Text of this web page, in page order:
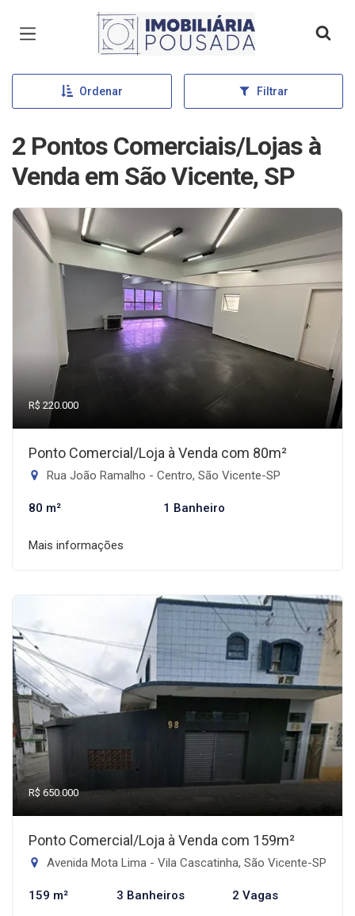
Página inicial
Ordenar Filtrar
2 Pontos Comerciais/Lojas à
Venda em São Vicente, SP
R$ 220.000
Ponto Comercial/Loja à Venda com 80m²
Rua João Ramalho - Centro, São Vicente-SP
80 m² 1 Banheiro
Mais informações
R$ 650.000
Ponto Comercial/Loja à Venda com 159m²
Avenida Mota Lima - Vila Cascatinha, São Vicente-SP
159 m² 3 Banheiros 2 Vagas